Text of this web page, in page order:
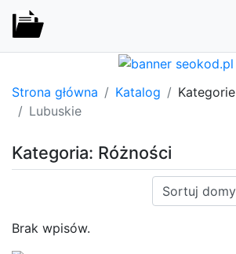
Strona główna Katalog Kategorie
Lubuskie
Kategoria: Różności
Sortuj:
Brak wpisów.